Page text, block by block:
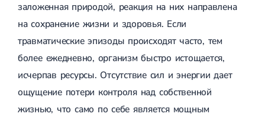
Диагностика в гинекологии
Кольпоскопия
Видеокольпоскопия
Биопсия шейки матки
Цитологическое исследование
Комплексное гинекологическое обследование
Урология
Воспалительные заболевания
Уретрит
Баланопостит
МРТ с седацией (под наркозом)
МРТ детям
Подготовка к МРТ
Противопоказания МРТ
КТ
КТ - ангиография
КТ - ангиография аорты
Остеосинтез надколенника
Остеосинтез пяточной кости
Остеосинтез кисти
Внутрисуставные переломы
Ложный сустав (псевдоартроз)
Лечение неправильно сросшихся переломов
Пластика связок и сухожилий
заложенная природой, реакция на них направлена
на сохранение жизни и здоровья. Если
травматические эпизоды происходят часто, тем
более ежедневно, организм быстро истощается,
исчерпав ресурсы. Отсутствие сил и энергии дает
ощущение потери контроля над собственной
жизнью, что само по себе является мощным